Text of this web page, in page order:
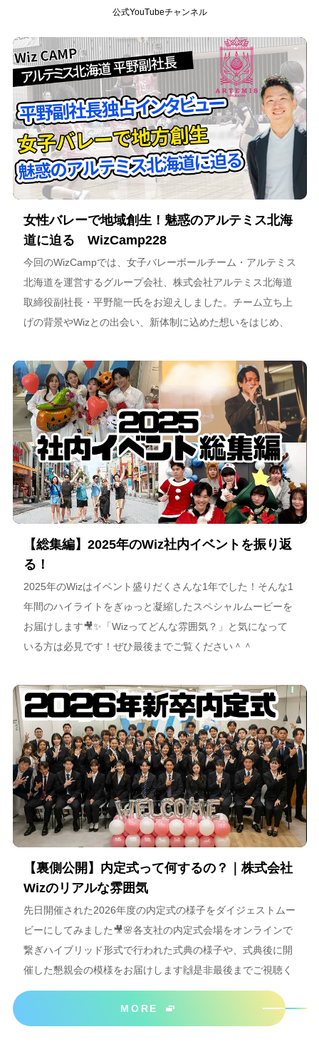
公式YouTubeチャンネル
女性バレーで地域創生！魅惑のアルテミス北海
道に迫る WizCamp228
今回のWizCampでは、女子バレーボールチーム・アルテミス
北海道を運営するグループ会社、株式会社アルテミス北海道
取締役副社長・平野龍一氏をお迎えしました。チーム立ち上
げの背景やWizとの出会い、新体制に込めた想いをはじめ、
海道が描く今後のビジョンについて語っています。
【総集編】2025年のWiz社内イベントを振り返
る！
2025年のWizはイベント盛りだくさんな1年でした！そんな1
年間のハイライトをぎゅっと凝縮したスペシャルムービーを
お届けします🎥✨「Wizってどんな雰囲気？」と気になって
いる方は必見です！ぜひ最後までご覧ください＾＾
【裏側公開】内定式って何するの？｜株式会社
Wizのリアルな雰囲気
先日開催された2026年度の内定式の様子をダイジェストムー
ビーにしてみました🎥🌸各支社の内定式会場をオンラインで
繋ぎハイブリッド形式で行われた式典の様子や、式典後に開
催した懇親会の模様をお届けします🙌是非最後までご視聴く
ださいね＾＾
MORE